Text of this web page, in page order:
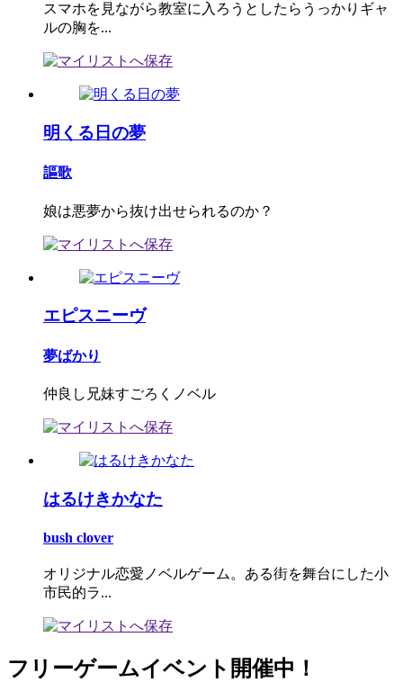
スマホを見ながら教室に入ろうとしたらうっかりギャ
ルの胸を...
明くる日の夢
謳歌
娘は悪夢から抜け出せられるのか？
エピスニーヴ
夢ばかり
仲良し兄妹すごろくノベル
はるけきかなた
bush clover
オリジナル恋愛ノベルゲーム。ある街を舞台にした小
市民的ラ...
フリーゲームイベント開催中！